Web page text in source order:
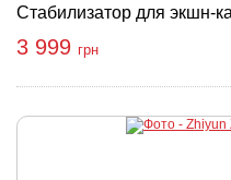
Стабилизатор для экшн-
3 999 грн